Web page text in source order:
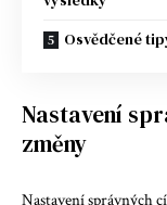
Osvědčené
Nastavení
změny
Nastavení správných